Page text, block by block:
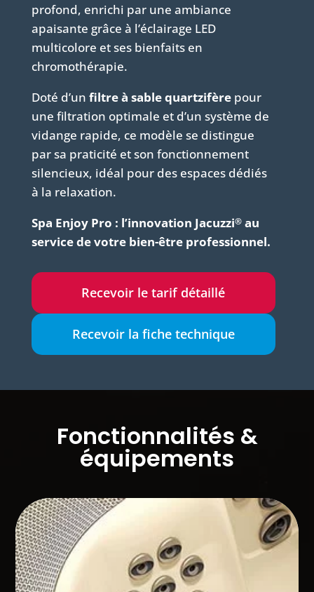
profond, enrichi par une ambiance
apaisante grâce à l’éclairage LED
multicolore et ses bienfaits en
chromothérapie.
Doté d’un filtre à sable quartzifèrepour
une filtration optimale et d’un système de
vidange rapide, ce modèle se distingue
par sa praticité et son fonctionnement
silencieux, idéal pour des espaces dédiés
à la relaxation.
Spa Enjoy Pro : l’innovation Jacuzzi®au
service de votre bien-être professionnel.
Recevoir le tarif détaillé
Recevoir la fiche technique
Fonctionnalités &
équipements